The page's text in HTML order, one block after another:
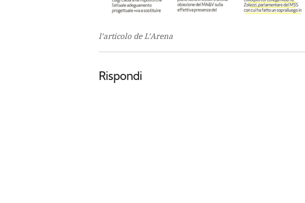
l’articolo de L’Arena
Rispondi